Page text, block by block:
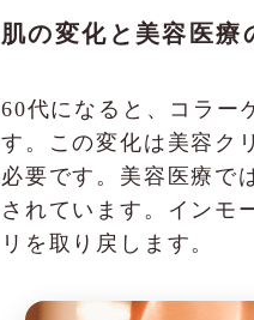
肌の変化と美容医療
60代になると、コラー
す。この変化は美容ク
必要です。美容医療で
されています。インモ
リを取り戻します。